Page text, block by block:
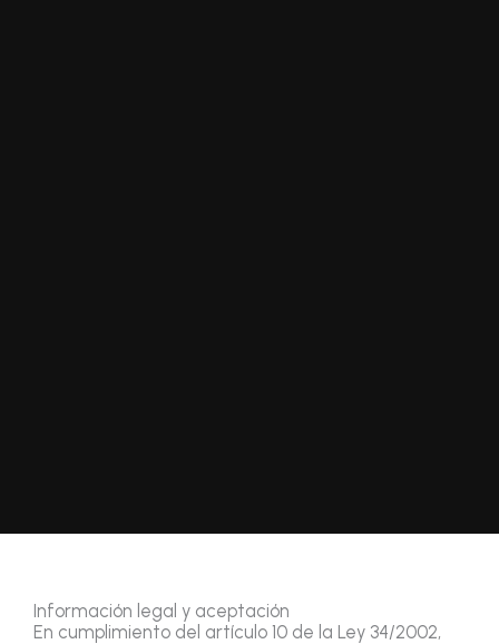
Información legal y aceptación
En cumplimiento del artículo 10 de la Ley 34/2002,